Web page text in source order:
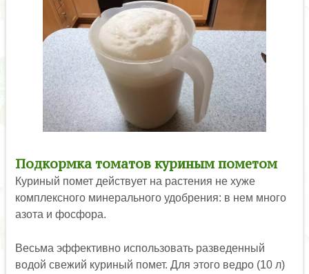
Подкормка томатов куриным пометом
Куриный помет действует на растения не хуже
комплексного минерального удобрения: в нем много
азота и фосфора.
Весьма эффективно использовать разведенный
водой свежий куриный помет. Для этого ведро (10 л)